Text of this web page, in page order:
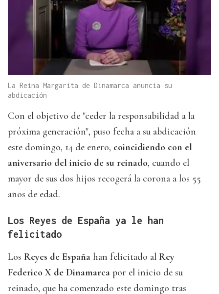
La Reina Margarita de Dinamarca anuncia su
abdicación
Con el objetivo de "ceder la responsabilidad a la
próxima generación", puso fecha a su abdicación
este domingo, 14 de enero, coincidiendo con el
aniversario del inicio de su reinado, cuando el
mayor de sus dos hijos recogerá la corona a los 55
años de edad.
Los Reyes de España ya le han
felicitado
Los Reyes de España han felicitado al Rey
Federico X de Dinamarca por el inicio de su
reinado, que ha comenzado este domingo tras